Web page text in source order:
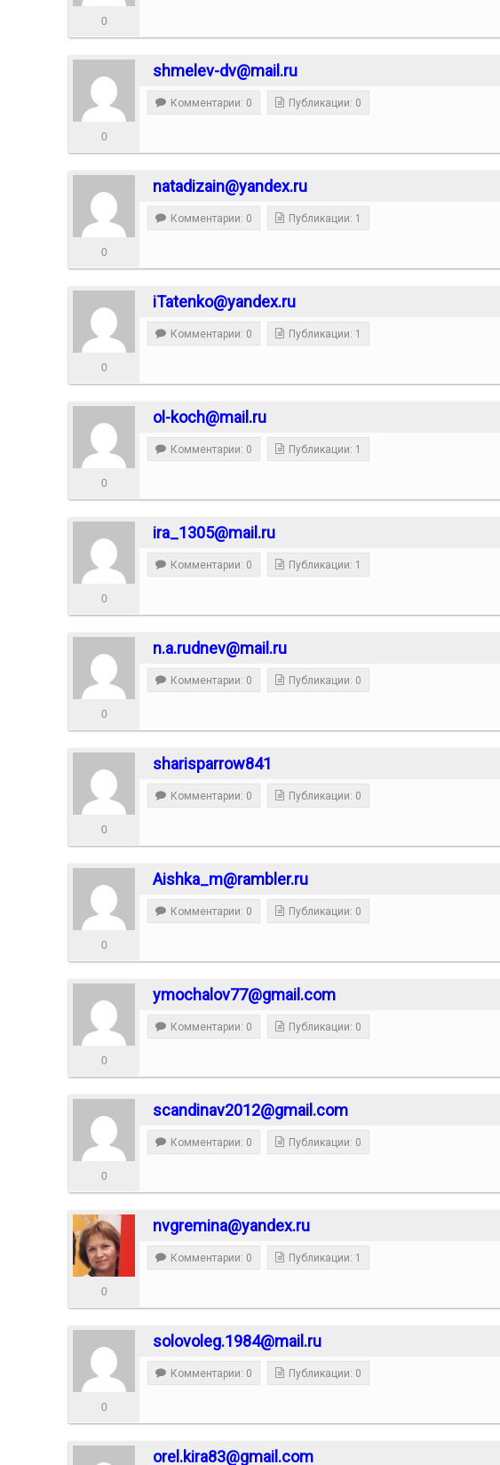
0
shmelev-dv@mail.ru
0
Комментарии: 0 Публикации: 0
natadizain@yandex.ru
0
Комментарии: 0 Публикации: 1
iTatenko@yandex.ru
0
Комментарии: 0 Публикации: 1
ol-koch@mail.ru
0
Комментарии: 0 Публикации: 1
ira_1305@mail.ru
0
Комментарии: 0 Публикации: 1
n.a.rudnev@mail.ru
0
Комментарии: 0 Публикации: 0
sharisparrow841
0
Комментарии: 0 Публикации: 0
Aishka_m@rambler.ru
0
Комментарии: 0 Публикации: 0
ymochalov77@gmail.com
0
Комментарии: 0 Публикации: 0
scandinav2012@gmail.com
0
Комментарии: 0 Публикации: 0
nvgremina@yandex.ru
0
Комментарии: 0 Публикации: 1
solovoleg.1984@mail.ru
0
Комментарии: 0 Публикации: 0
orel.kira83@gmail.com